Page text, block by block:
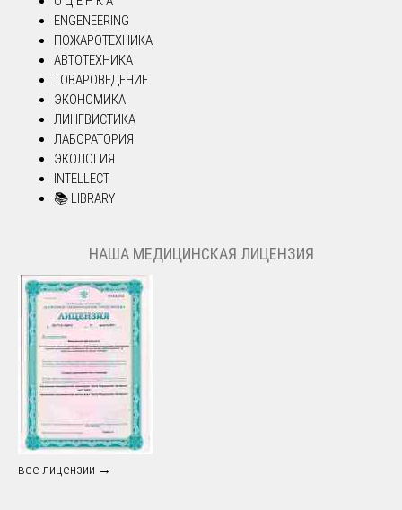
ENGENEERING
ПОЖАРОТЕХНИКА
АВТОТЕХНИКА
ТОВАРОВЕДЕНИЕ
ЭКОНОМИКА
ЛИНГВИСТИКА
ЛАБОРАТОРИЯ
ЭКОЛОГИЯ
INTELLECT
📚 LIBRARY
НАША МЕДИЦИНСКАЯ ЛИЦЕНЗИЯ
все лицензии →